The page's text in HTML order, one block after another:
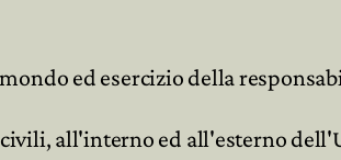
ed esercizio della
all'interno ed all'esterno